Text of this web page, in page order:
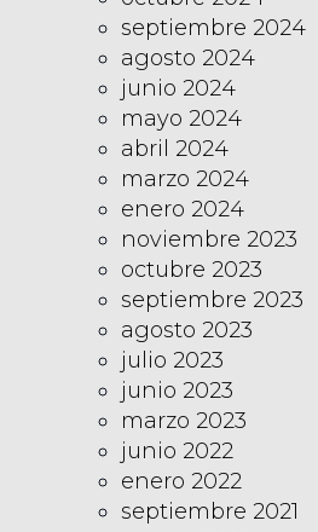
septiembre 2024
agosto 2024
junio 2024
mayo 2024
abril 2024
marzo 2024
enero 2024
noviembre 2023
octubre 2023
septiembre 2023
agosto 2023
julio 2023
junio 2023
marzo 2023
junio 2022
enero 2022
septiembre 2021